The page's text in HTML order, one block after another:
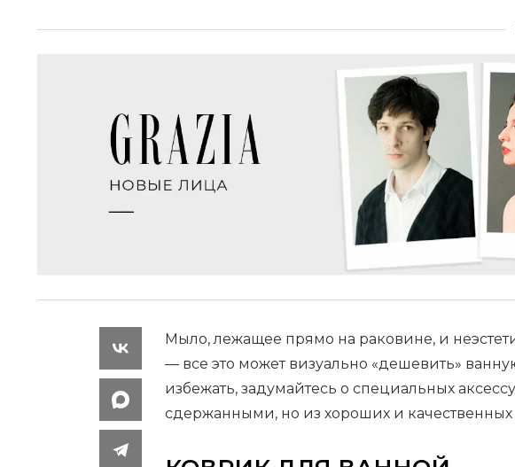
Мыло, лежащее прямо на раковине, и
— все это может визуально «дешевить»
избежать, задумайтесь о специальных
сдержанными, но из хороших и качественных